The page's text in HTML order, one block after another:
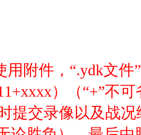
用附件，“.ydk文
）（“+”不可
提交录像以及战况